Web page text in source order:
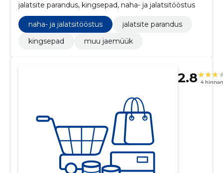
jalatsite parandus, kingsepad, naha- ja jalatsitööstus
naha- ja jalatsitööstus
jalatsite parandus
kingsepad
muu jaemüük
2.8 4